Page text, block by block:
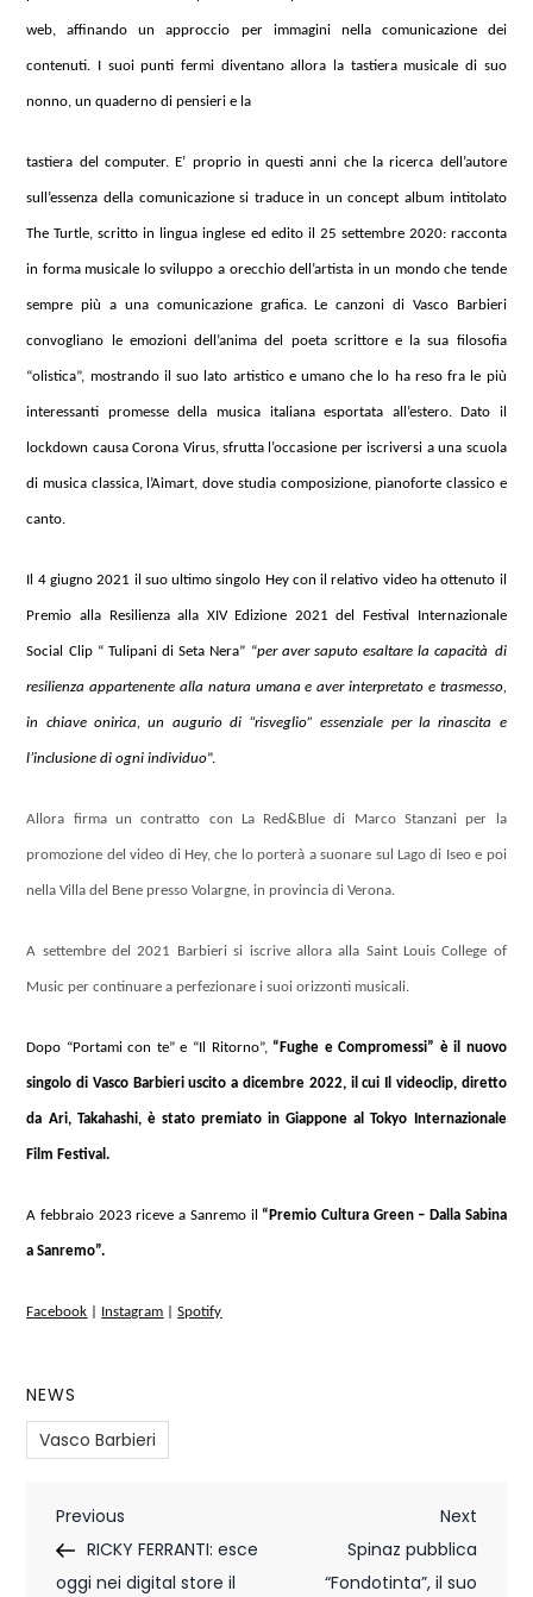
web, affinando un approccio per immagini nella comunicazione dei
contenuti. I suoi punti fermi diventano allora la tastiera musicale di suo
nonno, un quaderno di pensieri e la
tastiera del computer. E’ proprio in questi anni che la ricerca dell’autore
sull’essenza della comunicazione si traduce in un concept album intitolato
The Turtle, scritto in lingua inglese ed edito il 25 settembre 2020: racconta
in forma musicale lo sviluppo a orecchio dell’artista in un mondo che tende
sempre più a una comunicazione grafica. Le canzoni di Vasco Barbieri
convogliano le emozioni dell’anima del poeta scrittore e la sua filosofia
“olistica”, mostrando il suo lato artistico e umano che lo ha reso fra le più
interessanti promesse della musica italiana esportata all’estero. Dato il
lockdown causa Corona Virus, sfrutta l’occasione per iscriversi a una scuola
di musica classica, l’Aimart, dove studia composizione, pianoforte classico e
canto.
Il 4 giugno 2021 il suo ultimo singolo Hey con il relativo video ha ottenuto il
Premio alla Resilienza alla XIV Edizione 2021 del Festival Internazionale
Social Clip “ Tulipani di Seta Nera” “per aver saputo esaltare la capacità di
resilienza appartenente alla natura umana e aver interpretato e trasmesso,
in chiave onirica, un augurio di “risveglio” essenziale per la rinascita e
l’inclusione di ogni individuo”.
Allora firma un contratto con La Red&Blue di Marco Stanzani per la
promozione del video di Hey, che lo porterà a suonare sul Lago di Iseo e poi
nella Villa del Bene presso Volargne, in provincia di Verona.
A settembre del 2021 Barbieri si iscrive allora alla Saint Louis College of
Music per continuare a perfezionare i suoi orizzonti musicali.
Dopo “Portami con te” e “Il Ritorno”, “Fughe e Compromessi” è il nuovo
singolo di Vasco Barbieri uscito a dicembre 2022, il cui Il videoclip, diretto
da Ari, Takahashi, è stato premiato in Giappone al Tokyo Internazionale
Film Festival.
A febbraio 2023 riceve a Sanremo il “Premio Cultura Green – Dalla Sabina
a Sanremo”.
Facebook Instagram |Spotify
NEWS
Vasco Barbieri
N
a
Previous
Post
Previous
RICKY FERRANTI: esce
oggi nei digital store il
Next
Post
Next
Spinaz pubblica
“Fondotinta”, il suo